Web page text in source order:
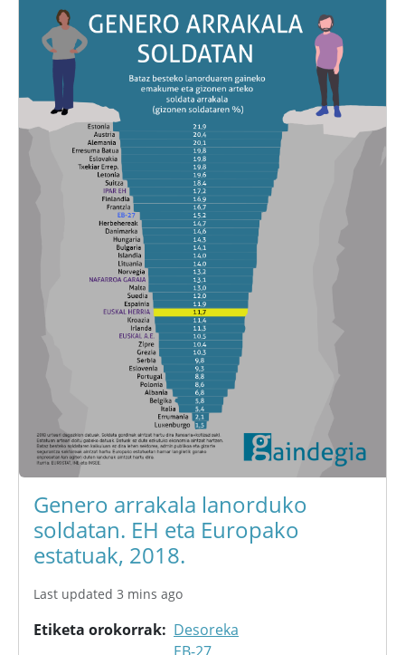
Genero arrakala lanorduko
soldatan. EH eta Europako
estatuak, 2018.
Last updated 3 mins ago
Etiketa orokorrak
Desoreka